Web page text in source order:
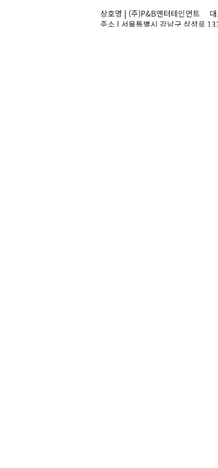
상호명 | (주)P&B엔터테인먼트
주소 | 서울특별시 강남구 삼성로